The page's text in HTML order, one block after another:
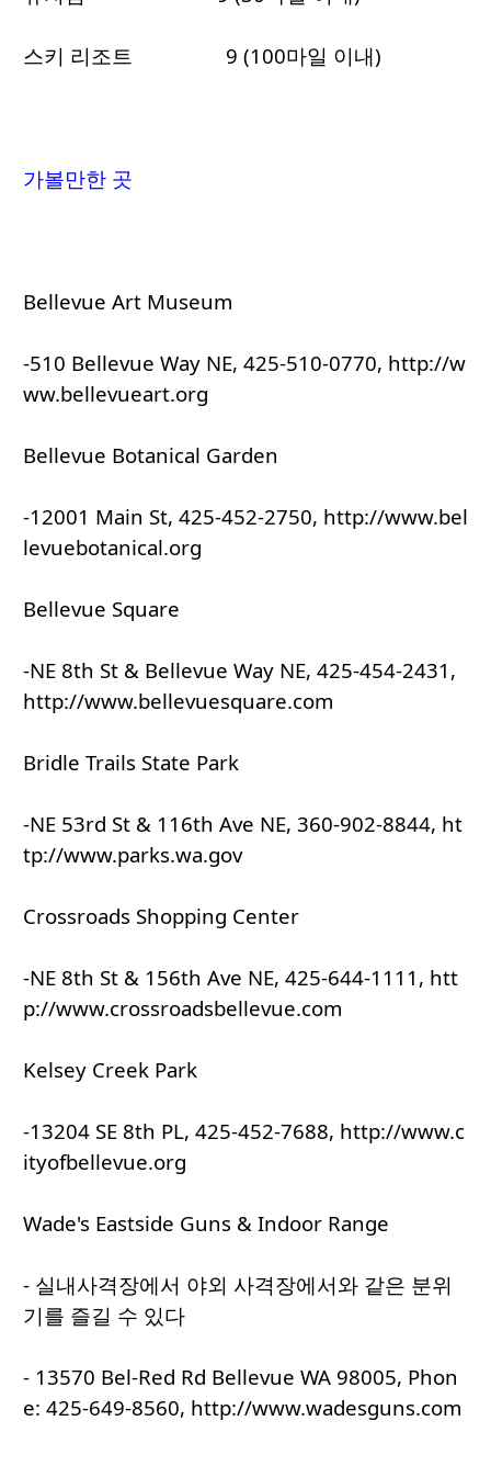
스키 리조트 9 (100마일 이내)
가볼만한 곳
Bellevue Art Museum
-510 Bellevue Way NE, 425-510-0770, http://w
ww.bellevueart.org
Bellevue Botanical Garden
-12001 Main St, 425-452-2750, http://www.bel
levuebotanical.org
Bellevue Square
-NE 8th St & Bellevue Way NE, 425-454-2431,
http://www.bellevuesquare.com
Bridle Trails State Park
-NE 53rd St & 116th Ave NE, 360-902-8844, ht
tp://www.parks.wa.gov
Crossroads Shopping Center
-NE 8th St & 156th Ave NE, 425-644-1111, htt
p://www.crossroadsbellevue.com
Kelsey Creek Park
-13204 SE 8th PL, 425-452-7688, http://www.c
ityofbellevue.org
Wade's Eastside Guns & Indoor Range
- 실내사격장에서 야외 사격장에서와 같은 분위
기를 즐길 수 있다
- 13570 Bel-Red Rd Bellevue WA 98005, Phon
e: 425-649-8560, http://www.wadesguns.com